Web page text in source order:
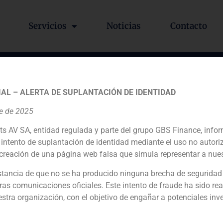
Servicios Noticias Contacto
el valor que alcanzaron
de Valencia
de especular con el precio de sus acciones.
euros para las acciones de Banco de Valencia hubiera
11,3 euros.
GBS Finance nombra a Iván
– ALERTA DE SUPLANTACIÓN DE IDENTIDAD
de 2025
AV SA, entidad regulada y parte del grupo GBS Finance,
de suplantación de identidad mediante el uso no
de una página web falsa que simula representar a
de que no se ha producido ninguna brecha de
comunicaciones oficiales. Este intento de fraude ha sido
organización, con el objetivo de engañar a potenciales